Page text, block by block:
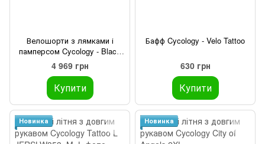
Велошорти з лямками і
памперсом Cycology - Black
M
4 969 грн
Купити
Бафф Cycology - Velo Tattoo
630 грн
Купити
Новинка Новинка